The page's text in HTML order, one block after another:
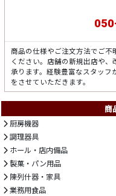
商品の仕様やご注文方法でご不
ください。店舗の新規出店や
承ります。経験豊富なスタッフ
をさせていただきます。
商
厨房機器
調理器具
ホール・店内備品
製菓・パン用品
陳列什器・家具
業務用食品